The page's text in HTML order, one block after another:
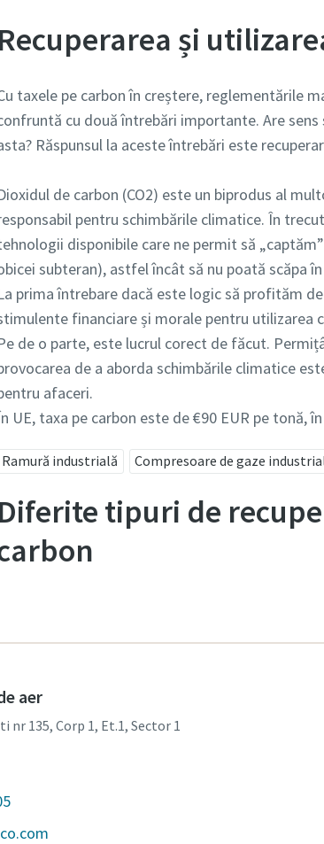
Recuperarea și
taxele pe carbon în creștere, reglementările
cu două întrebări importante. Are sens
Răspunsul la aceste întrebări este
de carbon (CO2) este un biprodus al
pentru schimbările climatice. În
disponibile care ne permit să
subteran), astfel încât să nu poată scăpa în
prima întrebare dacă este logic să profităm
financiare și morale pentru utilizarea
de o parte, este lucrul corect de făcut.
de a aborda schimbările climatice
afaceri.
UE, taxa pe carbon este de €90 EUR pe tonă,
Ramură industrială Compresoare de gaze
Diferite tipuri de
aer
nr 135, Corp 1, Et.1, Sector 1